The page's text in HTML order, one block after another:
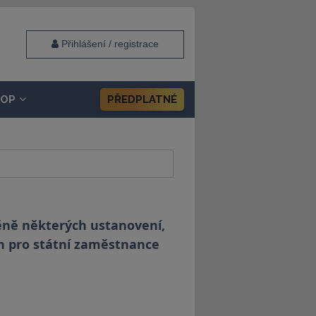
Přihlášení / registrace
PŘEDPLATNÉ
některých ustanovení,
pro státní zaměstnance